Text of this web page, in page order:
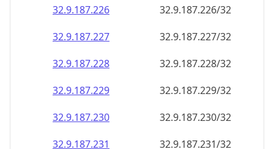
32.9.187.226
32.9.187.226/32
32.9.187.227
32.9.187.227/32
32.9.187.228
32.9.187.228/32
32.9.187.229
32.9.187.229/32
32.9.187.230
32.9.187.230/32
32.9.187.231
32.9.187.231/32